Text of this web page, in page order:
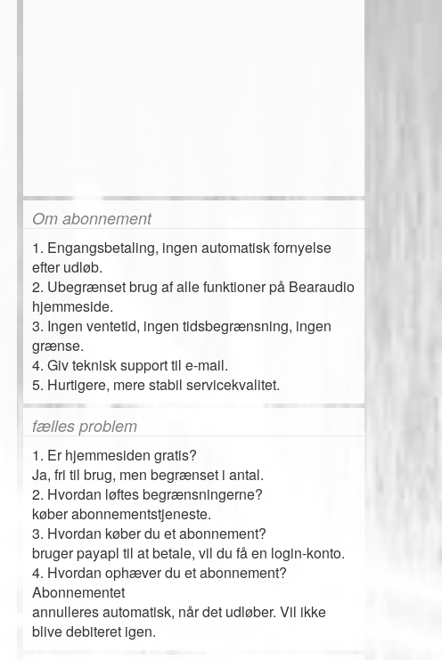
Om abonnement
1. Engangsbetaling, ingen automatisk fornyelse
efter udløb.
2. Ubegrænset brug af alle funktioner på Bearaudio
hjemmeside.
3. Ingen ventetid, ingen tidsbegrænsning, ingen
grænse.
4. Giv teknisk support til e-mail.
5. Hurtigere, mere stabil servicekvalitet.
fælles problem
1. Er hjemmesiden gratis?
Ja, fri til brug, men begrænset i antal.
2. Hvordan løftes begrænsningerne?
køber abonnementstjeneste.
3. Hvordan køber du et abonnement?
bruger payapl til at betale, vil du få en login-konto.
4. Hvordan ophæver du et abonnement?
Abonnementet
annulleres automatisk, når det udløber. Vil ikke
blive debiteret igen.